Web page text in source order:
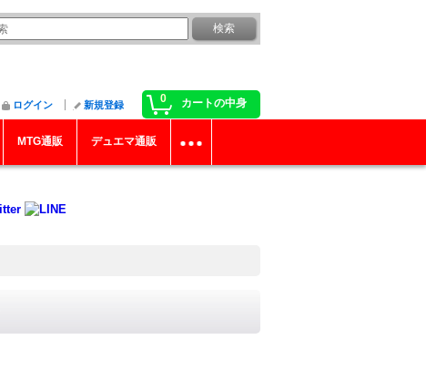
0 カートの中身
ログイン 新規登録
MTG通販 デュエマ通販